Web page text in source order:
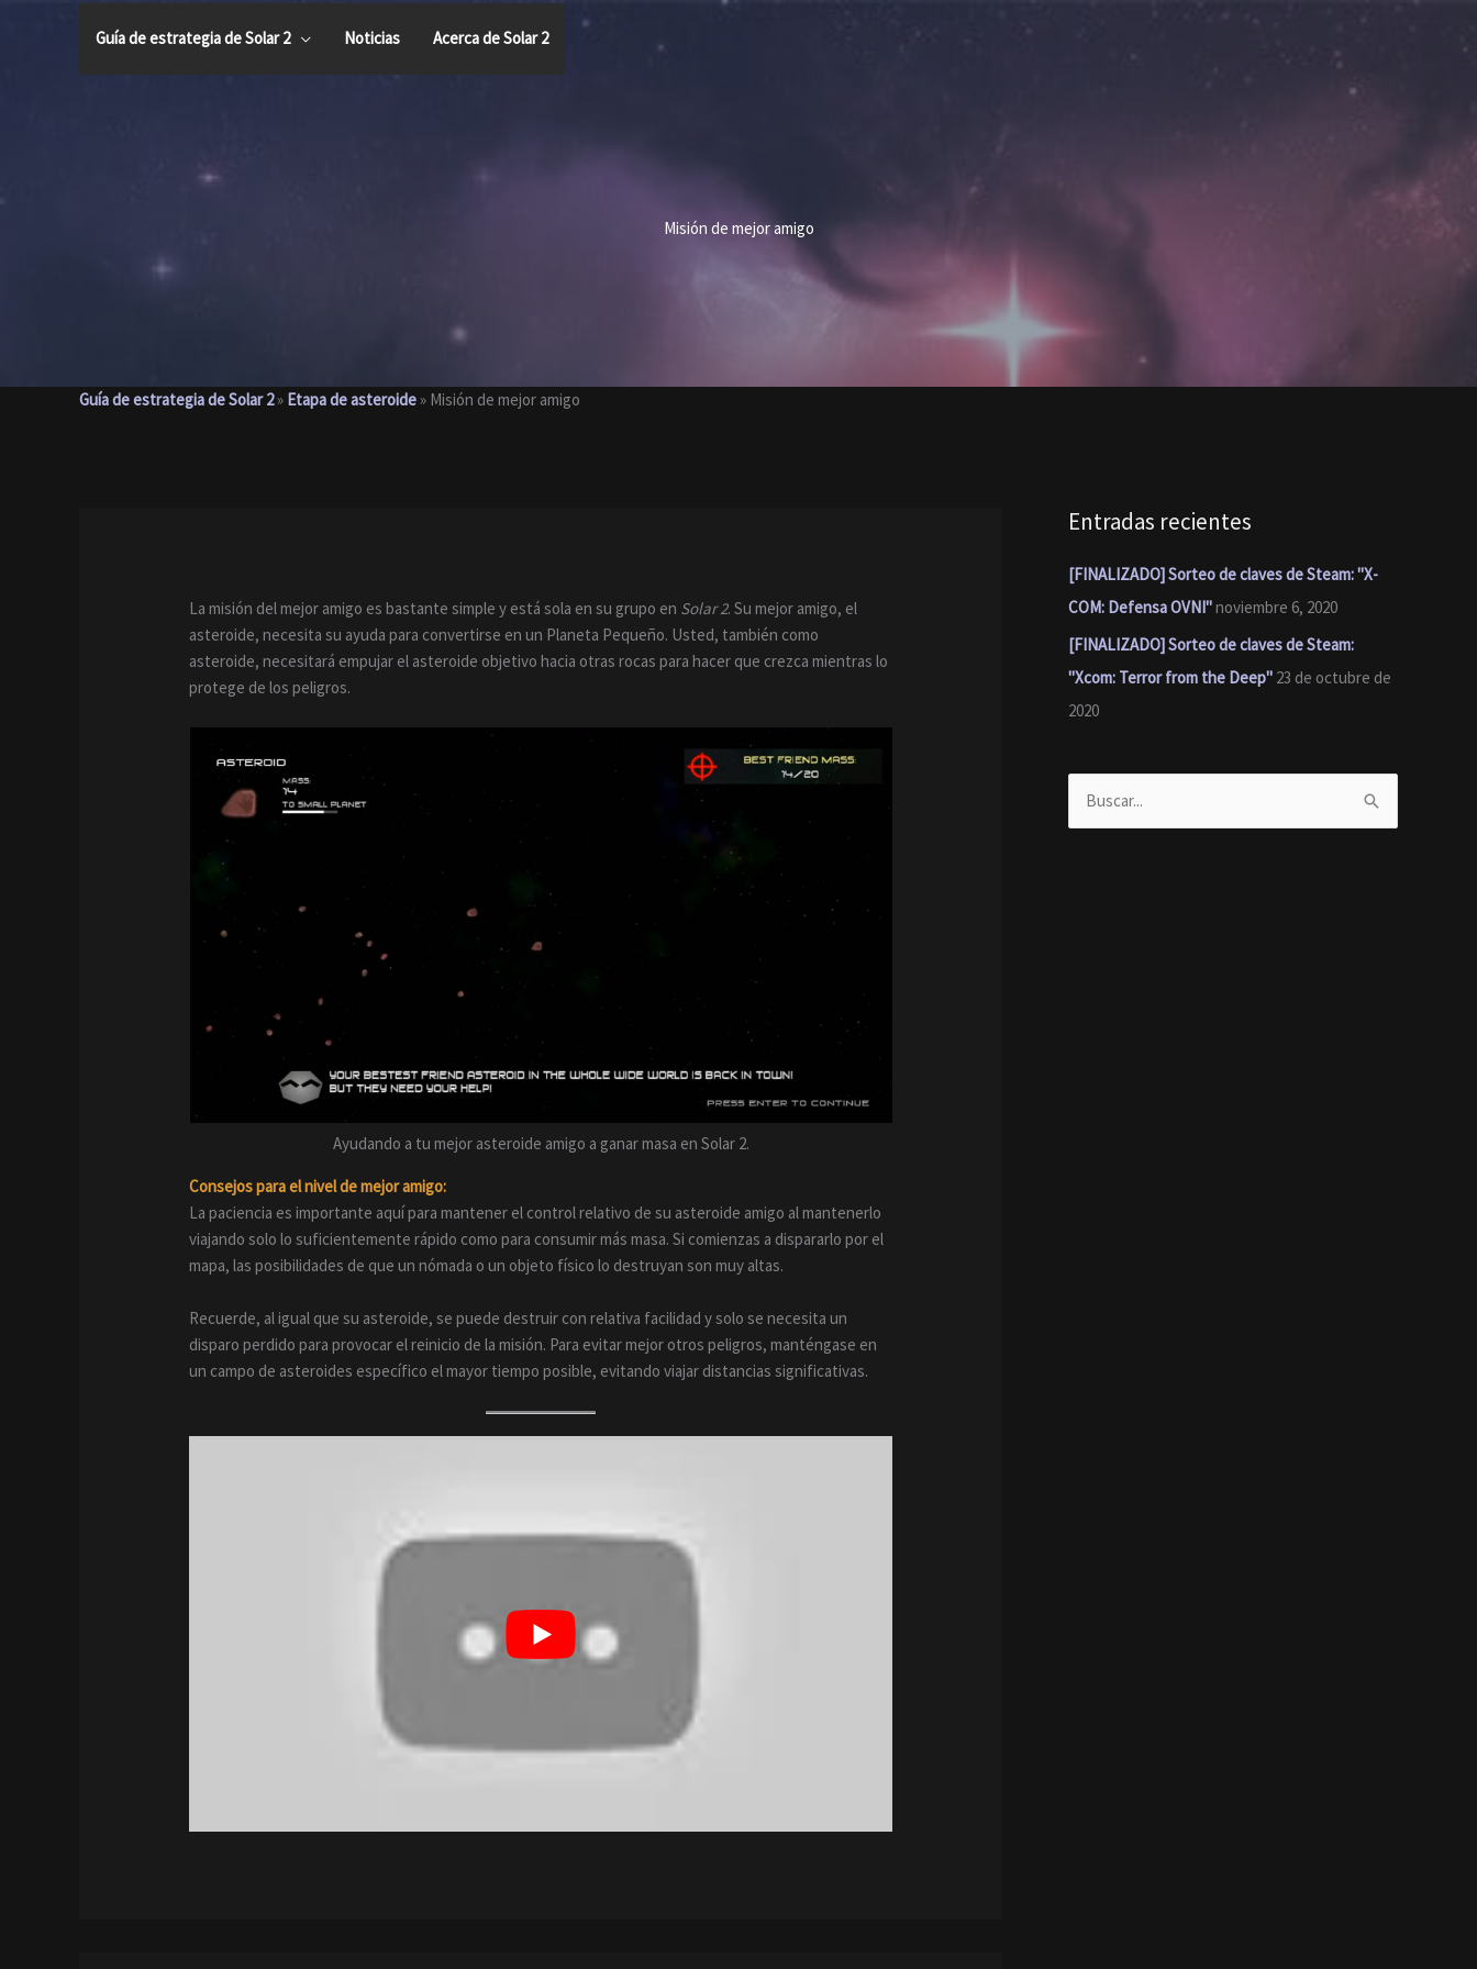
Guía de estrategia de Solar 2 Noticias Acerca de Solar 2
Misión de mejor amigo
Guía de estrategia de Solar 2» Etapa de asteroide» Misión de mejor amigo
La misión del mejor amigo es bastante simple y está sola en su grupo en Solar 2. Su mejor amigo, el
asteroide, necesita su ayuda para convertirse en un Planeta Pequeño. Usted, también como
asteroide, necesitará empujar el asteroide objetivo hacia otras rocas para hacer que crezca mientras lo
protege de los peligros.
Ayudando a tu mejor asteroide amigo a ganar masa en Solar 2.
Consejos para el nivel de mejor amigo:
La paciencia es importante aquí para mantener el control relativo de su asteroide amigo al mantenerlo
viajando solo lo suficientemente rápido como para consumir más masa. Si comienzas a dispararlo por el
mapa, las posibilidades de que un nómada o un objeto físico lo destruyan son muy altas.
Recuerde, al igual que su asteroide, se puede destruir con relativa facilidad y solo se necesita un
disparo perdido para provocar el reinicio de la misión. Para evitar mejor otros peligros, manténgase en
un campo de asteroides específico el mayor tiempo posible, evitando viajar distancias significativas.
Entradas recientes
[FINALIZADO] Sorteo de claves de Steam: "X-
COM: Defensa OVNI"noviembre 6, 2020
[FINALIZADO] Sorteo de claves de Steam:
"Xcom: Terror from the Deep" 23 de octubre de
2020